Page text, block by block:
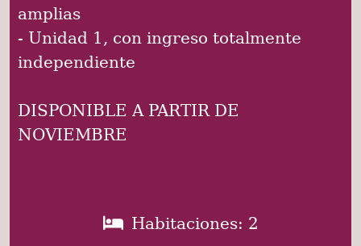
amplias
- Unidad 1, con ingreso totalmente
independiente
DISPONIBLE A PARTIR DE
NOVIEMBRE
Habitaciones: 2